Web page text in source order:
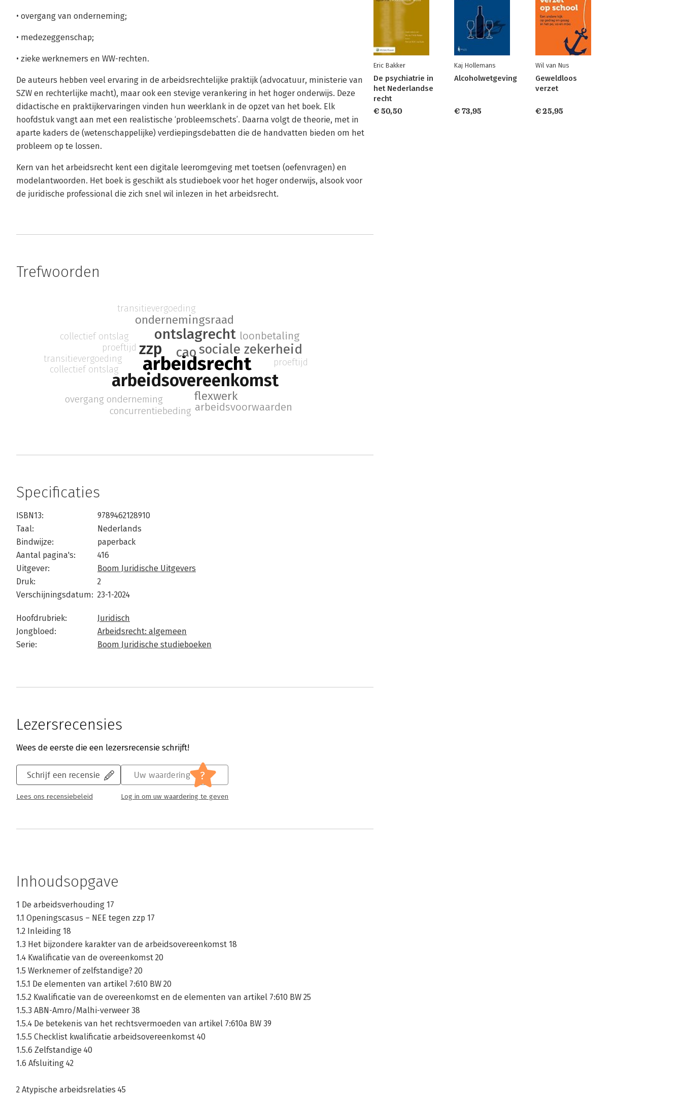
• overgang van onderneming;
• medezeggenschap;
• zieke werknemers en WW-rechten.
De auteurs hebben veel ervaring in de arbeidsrechtelijke praktijk (advocatuur, ministerie van
SZW en rechterlijke macht), maar ook een stevige verankering in het hoger onderwijs. Deze
didactische en praktijkervaringen vinden hun weerklank in de opzet van het boek. Elk
hoofdstuk vangt aan met een realistische ‘probleemschets’. Daarna volgt de theorie, met in
aparte kaders de (wetenschappelijke) verdiepingsdebatten die de handvatten bieden om het
probleem op te lossen.
Kern van het arbeidsrecht kent een digitale leeromgeving met toetsen (oefenvragen) en
modelantwoorden. Het boek is geschikt als studieboek voor het hoger onderwijs, alsook voor
de juridische professional die zich snel wil inlezen in het arbeidsrecht.
Trefwoorden
arbeidsrecht
arbeidsovereenkomst
zzp
ontslagrecht
caosociale zekerheid
flexwerk
ondernemingsraad
loonbetaling
arbeidsvoorwaarden
concurrentiebeding
overgang onderneming
collectief ontslag
transitievergoeding
proeftijd
collectief ontslag
transitievergoeding
proeftijd
Specificaties
ISBN13:
9789462128910
Taal:
Nederlands
Bindwijze:
paperback
Aantal pagina's:
416
Uitgever:
Boom Juridische Uitgevers
Druk:
2
Verschijningsdatum: 23-1-2024
Hoofdrubriek:
Juridisch
Jongbloed:
Arbeidsrecht: algemeen
Serie:
Boom Juridische studieboeken
Lezersrecensies
Wees de eerste die een lezersrecensie schrijft!
Schrijf een recensie
Lees ons recensiebeleid
Uw waardering ?
Log in om uw waardering te geven
Inhoudsopgave
1 De arbeidsverhouding 17
1.1 Openingscasus – NEE tegen zzp 17
1.2 Inleiding 18
1.3 Het bijzondere karakter van de arbeidsovereenkomst 18
1.4 Kwalificatie van de overeenkomst 20
1.5 Werknemer of zelfstandige? 20
1.5.1 De elementen van artikel 7:610 BW 20
1.5.2 Kwalificatie van de overeenkomst en de elementen van artikel 7:610 BW 25
1.5.3 ABN-Amro/Malhi-verweer 38
1.5.4 De betekenis van het rechtsvermoeden van artikel 7:610a BW 39
1.5.5 Checklist kwalificatie arbeidsovereenkomst 40
1.5.6 Zelfstandige 40
1.6 Afsluiting 42
2 Atypische arbeidsrelaties 45
Eric Bakker
De psychiatrie in
het Nederlandse
recht
€ 50,50
Kaj Hollemans
Alcoholwetgeving
€ 73,95
Wil van Nus
Geweldloos
verzet
€ 25,95